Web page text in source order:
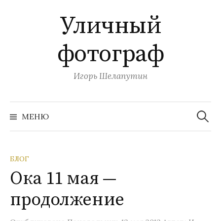
к
с
ж
м
Уличный
фотограф
Игорь Шелапутин
МЕНЮ а
й
БЛОГ
Ока 11 мая —
продолжение